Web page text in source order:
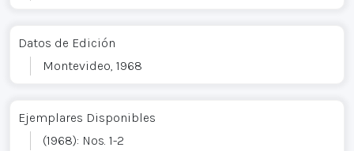
Datos de Edición
Montevideo, 1968
Ejemplares Disponibles
(1968): Nos. 1-2